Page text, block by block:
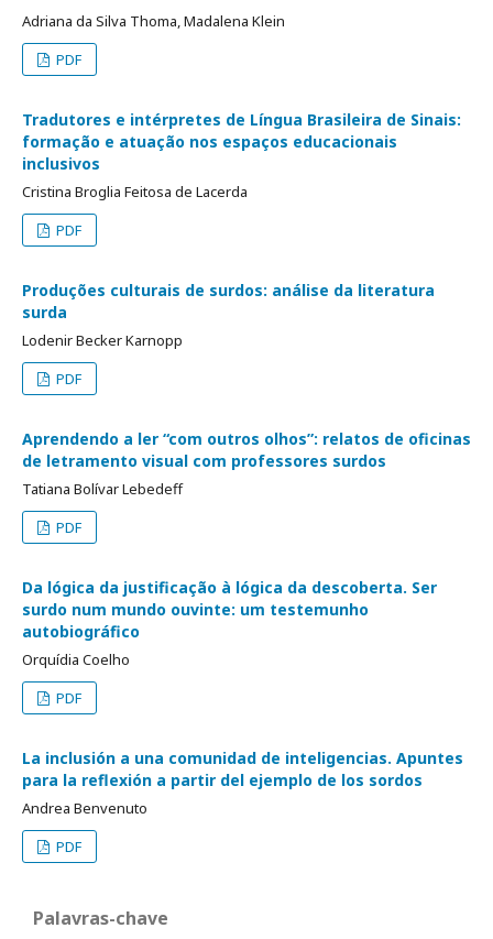
Adriana da Silva Thoma, Madalena Klein
PDF
Tradutores e intérpretes de Língua Brasileira de Sinais:
formação e atuação nos espaços educacionais
inclusivos
Cristina Broglia Feitosa de Lacerda
PDF
Produções culturais de surdos: análise da literatura
surda
Lodenir Becker Karnopp
PDF
Aprendendo a ler “com outros olhos”: relatos de oficinas
de letramento visual com professores surdos
Tatiana Bolívar Lebedeff
PDF
Da lógica da justificação à lógica da descoberta. Ser
surdo num mundo ouvinte: um testemunho
autobiográfico
Orquídia Coelho
PDF
La inclusión a una comunidad de inteligencias. Apuntes
para la reflexión a partir del ejemplo de los sordos
Andrea Benvenuto
PDF
Palavras-chave